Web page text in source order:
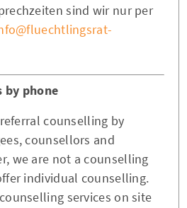
sind wir nur per
by phone
counselling by
counsellors and
we are not a counselling
individual counselling.
services on site